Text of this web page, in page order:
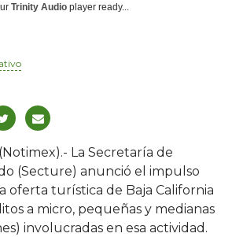
Trinity Audio player ready...
La Secretaría de
(Secture) anunció el impulso
oferta turística de Baja California
a micro, pequeñas y medianas
involucradas en esa actividad.